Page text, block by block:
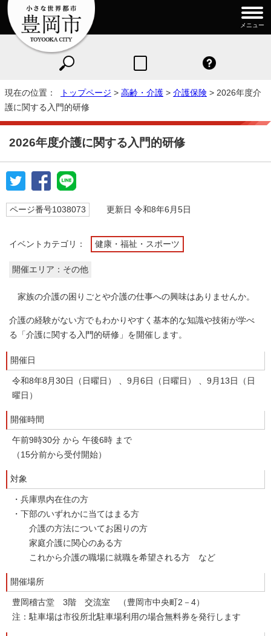
メニュー
現在の位置： トップページ > 高齢・介護 > 介護保険 > 2026年度介
護に関する入門的研修
2026年度介護に関する入門的研修
ページ番号1038073 更新日 令和8年6月5日
イベントカテゴリ： 健康・福祉・スポーツ
開催エリア：その他
家族の介護の困りごとや介護の仕事への興味はありませんか。
介護の経験がない方でもわかりやすく基本的な知識や技術が学べ
る「介護に関する入門的研修」を開催します。
開催日
令和8年8月30日（日曜日） 、9月6日（日曜日） 、9月13日（日
曜日）
開催時間
午前9時30分 から 午後6時 まで
（15分前から受付開始）
対象
・兵庫県内在住の方
・下部のいずれかに当てはまる方
介護の方法についてお困りの方
家庭介護に関心のある方
これから介護の職場に就職を希望される方 など
開催場所
豊岡稽古堂 3階 交流室 （豊岡市中央町2－4）
注：駐車場は市役所北駐車場利用の場合無料券を発行します